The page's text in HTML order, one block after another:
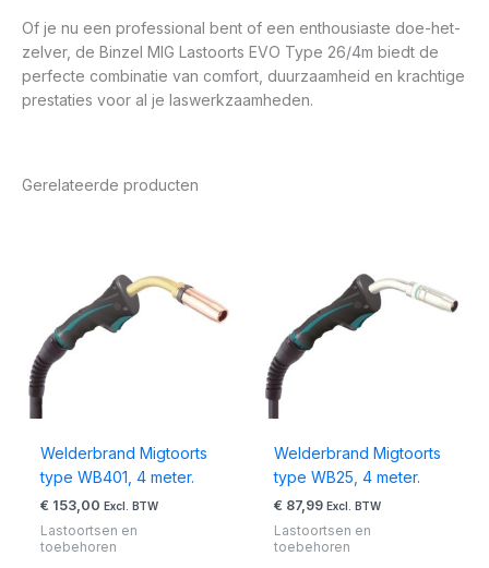
Of je nu een professional bent of een enthousiaste doe-het-
zelver, de Binzel MIG Lastoorts EVO Type 26/4m biedt de
perfecte combinatie van comfort, duurzaamheid en krachtige
prestaties voor al je laswerkzaamheden.
Gerelateerde producten
Welderbrand Migtoorts
type WB401, 4 meter.
€ 153,00 Excl. BTW
Lastoortsen en
toebehoren
Welderbrand Migtoorts
type WB25, 4 meter.
€ 87,99 Excl. BTW
Lastoortsen en
toebehoren